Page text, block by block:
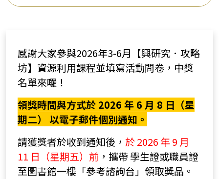
感謝大家參與2026年3-6月【興研究．攻略
坊】資源利用課程並填寫活動問卷，中獎
名單來囉！
領獎時間與方式於 2026 年 6 月 8 日（星
期二） 以電子郵件個別通知。
請獲獎者於收到通知後， 於 2026 年 9 月
11 日（星期五）前 ，攜帶 學生證或職員證
至圖書館一樓「參考諮詢台」領取獎品。